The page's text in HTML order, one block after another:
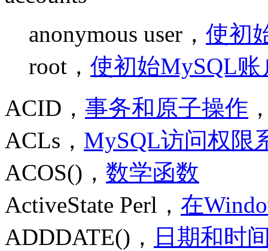
anonymous user， 使初
root， 使初始MySQL账
ACID， 事务和原子操作
ACLs， MySQL访问权限
ACOS()， 数学函数
ActiveState Perl， 在
ADDDATE()，
日期和时